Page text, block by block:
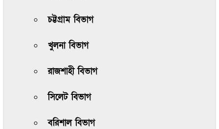
চট্টগ্রাম বিভাগ
খুলনা বিভাগ
রাজশাহী বিভাগ
সিলেট বিভাগ
বরিশাল বিভাগ